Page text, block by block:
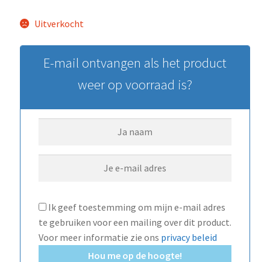
Uitverkocht
E-mail ontvangen als het product
weer op voorraad is?
Ik geef toestemming om mijn e-mail adres
te gebruiken voor een mailing over dit product.
Voor meer informatie zie ons privacy beleid
Hou me op de hoogte!